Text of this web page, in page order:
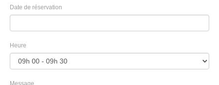
Date de réservation
Heure
Message